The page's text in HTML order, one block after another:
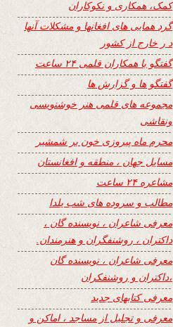
کمک، همکاری و نکوکاران
گرد همایی های افغانها و مشکلات آنها
د ر خارج از کشور
گفتگو با همکاران قلمی ۲۴ ساعت
گفتگو ها و گزارش ها
مجموعه های قلمی هنر خوشنویسی
ونقاشی
محرم ماه پیروزی خون بر شمشیر
مسایل جهان ، منطقه و افغانستان
مشاعره ۲۴ ساعت
مطالب و سروده های شب یلدا
معرفی شاعران ، نویسنده گان ،
داکتران ، روشنفگران و هنرمندان.
معرفی شاعران ، نویسنده گان
،داکتران و روشنفکران
معرفی کتابهای جدید
معرفی و تجلیل از مساجد ، اماکن و